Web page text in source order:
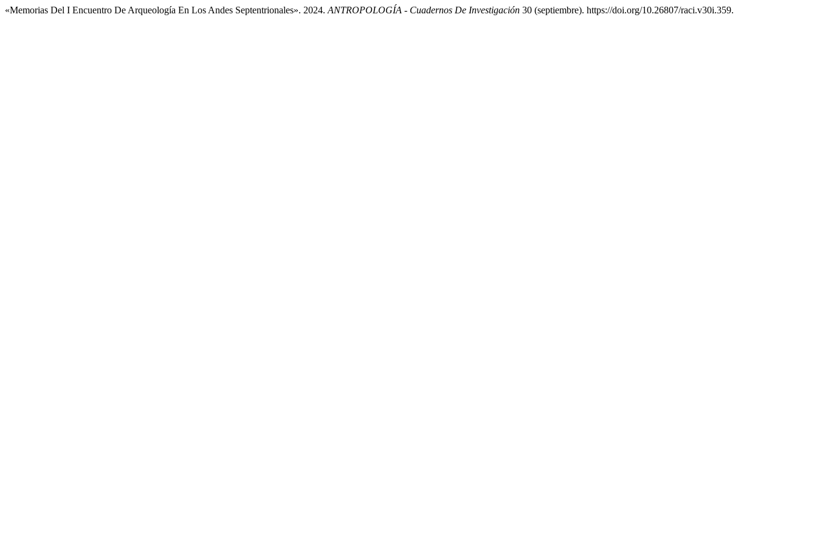
«Memorias Del I Encuentro De Arqueología En Los Andes Septentrionales». 2024. ANTROPOLOGÍA - Cuadernos De Investigación 30 (septiembre). https://doi.org/10.26807/raci.v30i.359.